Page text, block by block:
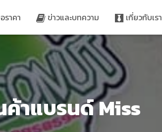
ราคา ข่าวและบทความ เกี่ยวกับเรา
าแบรนด์ Miss